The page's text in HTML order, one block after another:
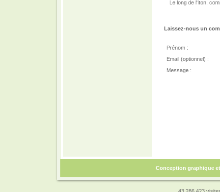
Le long de l'Iton,
Laissez-nous un
Prénom :
Email (optionnel) :
Message :
Conception graphique